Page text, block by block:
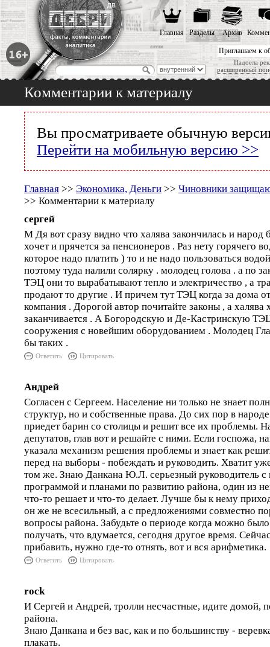
Приглашаем к
Надоела
расширенный
Главная Разделы Архив
Комментарии к материалу
Вы просматриваете обычную
Перейти на мобильную версию >>
Главная >> Экономика, Деньги >> Чиновники
>> Комментарии к материалу
сергей
М Дя вот сразу видно что халява закончилась и народ
хочет и прячется за пенсионеров . Раз нету горячего
которое надо платить ) то и не надо пользоваться
поэтому туда налили солярку . молодец голова . а по
ТЭЦ они то вырабатывают тепло и электричество , а
продают то другие . И причем тут ТЭЦ когда за дома
компания . Дорогой автор почитайте законы , а халява
заканчивается . А Богородскую и Де-Кастринскую
сооружения с новейшим оборудованием . Молодец
бы таких .
Ответить Цитировать
Андрей
Согласен с Сергеем. Население ни только не знает
структур, но и собственные права. До сих пор в
приедет барин со столицы и решит все их проблемы.
депутатов, глав вот и решайте с ними. Если госпожа,
указала механизм решения проблемы и знает как
перед на выборы - побеждать и руководить. Хватит
том же. Знаю Данкана Ю.Л. серьезный руководитель с
программой и планами по развитию района, один из
что-то решает и что-то делает. Лучше бы к нему
он же не всесильный, а с предложениями совместно
вопросы района. Забудьте о периоде когда можно
получать, что вдумается, сегодня другое время.
прибавить, нужно где-то отнять, вот и вся арифметика.
Ответить Цитировать
rock
И Сергей и Андрей, тролли несчастные, идите домой,
района.
Знаю Данкана и без вас, как и по большинству -
плакать.